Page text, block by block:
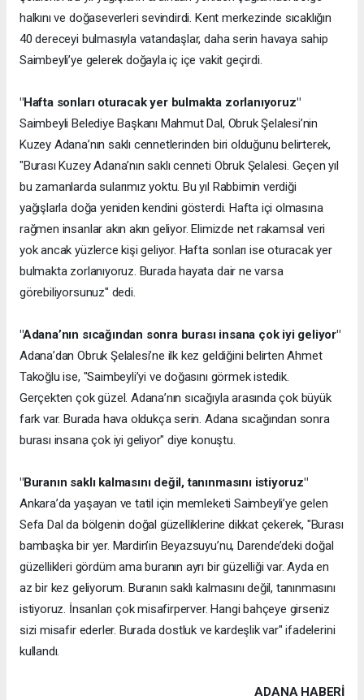
halkını ve doğaseverleri sevindirdi. Kent merkezinde sıcaklığın
40 dereceyi bulmasıyla vatandaşlar, daha serin havaya sahip
Saimbeyli’ye gelerek doğayla iç içe vakit geçirdi.
"Hafta sonları oturacak yer bulmakta zorlanıyoruz"
Saimbeyli Belediye Başkanı Mahmut Dal, Obruk Şelalesi’nin
Kuzey Adana’nın saklı cennetlerinden biri olduğunu belirterek,
"Burası Kuzey Adana’nın saklı cenneti Obruk Şelalesi. Geçen yıl
bu zamanlarda sularımız yoktu. Bu yıl Rabbimin verdiği
yağışlarla doğa yeniden kendini gösterdi. Hafta içi olmasına
rağmen insanlar akın akın geliyor. Elimizde net rakamsal veri
yok ancak yüzlerce kişi geliyor. Hafta sonları ise oturacak yer
bulmakta zorlanıyoruz. Burada hayata dair ne varsa
görebiliyorsunuz" dedi.
"Adana’nın sıcağından sonra burası insana çok iyi geliyor"
Adana’dan Obruk Şelalesi’ne ilk kez geldiğini belirten Ahmet
Takoğlu ise, "Saimbeyli’yi ve doğasını görmek istedik.
Gerçekten çok güzel. Adana’nın sıcağıyla arasında çok büyük
fark var. Burada hava oldukça serin. Adana sıcağından sonra
burası insana çok iyi geliyor" diye konuştu.
"Buranın saklı kalmasını değil, tanınmasını istiyoruz"
Ankara’da yaşayan ve tatil için memleketi Saimbeyli’ye gelen
Sefa Dal da bölgenin doğal güzelliklerine dikkat çekerek, "Burası
bambaşka bir yer. Mardin’in Beyazsuyu’nu, Darende’deki doğal
güzellikleri gördüm ama buranın ayrı bir güzelliği var. Ayda en
az bir kez geliyorum. Buranın saklı kalmasını değil, tanınmasını
istiyoruz. İnsanları çok misafirperver. Hangi bahçeye girseniz
sizi misafir ederler. Burada dostluk ve kardeşlik var" ifadelerini
kullandı.
ADANA HABERİ